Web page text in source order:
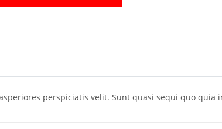
perspiciatis velit. Sunt quasi sequi quo